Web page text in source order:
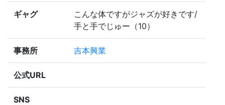
ギャグ
こんな体ですがジャズが好きです/
手と手でじゅー（10）
事務所 吉本興業
公式URL
SNS